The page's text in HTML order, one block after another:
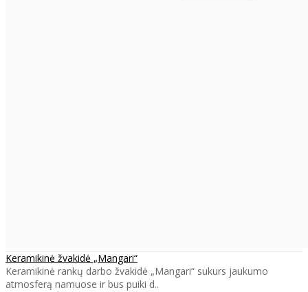
Keramikinė žvakidė „Mangari“
Keramikinė rankų darbo žvakidė „Mangari“ sukurs jaukumo
atmosferą namuose ir bus puiki d..